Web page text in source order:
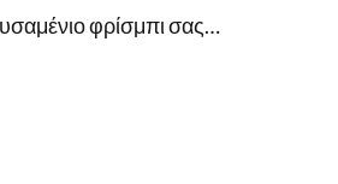
φρίσμπι σας…